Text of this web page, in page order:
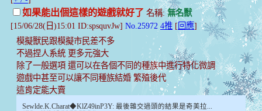
如果能出個這樣的遊戲就好了 名稱:無名獸
[15/06/28(日)15:01 ID:spsquvJw] No.25972 4推 [回應]
模擬獸民跟模擬市民差不多
不過捏人系統 更多元強大
除了一般選項 還可以在各個不同的種族中進行特化微調
遊戲中甚至可以讓不同種族結婚 繁殖後代
這肯定能大賣
Sewlde.K.Charat◆KlZ49inP3Y: 最後雜交過頭的結果是奇美拉...